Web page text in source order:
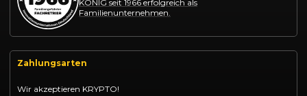
KÖNIG seit 1966 erfolgreich als
Familienunternehmen.
Zahlungsarten
Wir akzeptieren KRYPTO!